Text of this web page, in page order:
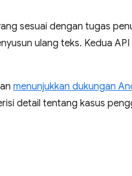
sesuai dengan tugas
ulang teks. Kedua
menunjukkan dukungan
detail tentang kasus